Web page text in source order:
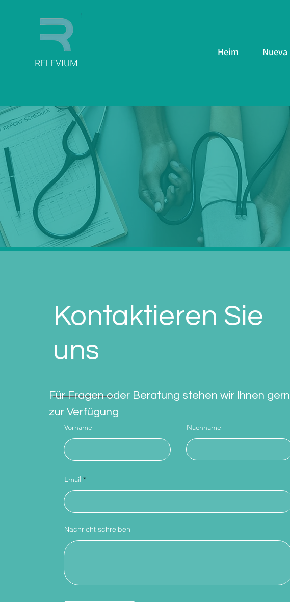
RELEVIUM
Heim
Kontaktieren Sie
uns
Für Fragen oder Beratung stehen wir Ihnen
zur Verfügung
Vorname Nachname
Email
Nachricht schreiben